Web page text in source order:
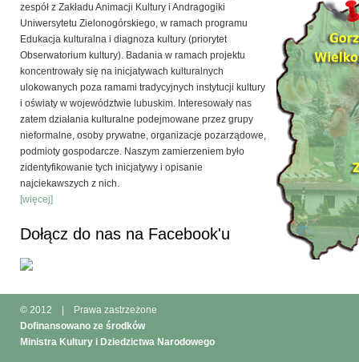
zespół z Zakładu Animacji Kultury i Andragogiki
Uniwersytetu Zielonogórskiego, w ramach programu
Edukacja kulturalna i diagnoza kultury (priorytet
Obserwatorium kultury). Badania w ramach projektu
koncentrowały się na inicjatywach kulturalnych
ulokowanych poza ramami tradycyjnych instytucji kultury
i oświaty w województwie lubuskim. Interesowały nas
zatem działania kulturalne podejmowane przez grupy
nieformalne, osoby prywatne, organizacje pozarządowe,
podmioty gospodarcze. Naszym zamierzeniem było
zidentyfikowanie tych inicjatywy i opisanie
najciekawszych z nich.
[więcej]
Dołącz do nas na Facebook'u
© 2012
Prawa zastrzeżone
Dofinansowano ze środków
Ministra Kultury i Dziedzictwa Narodowego